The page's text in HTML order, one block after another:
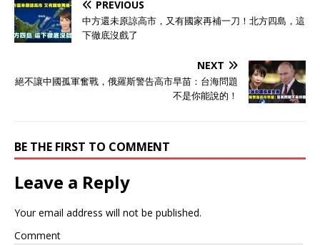
PREVIOUS
中方還未原諒高市，又有國家再補一刀！北方四島，這
下徹底沒戲了
NEXT
絕不讓中國孤軍奮戰，俄羅斯警告高市早苗：台海問題
不是你能說的！
BE THE FIRST TO COMMENT
Leave a Reply
Your email address will not be published.
Comment